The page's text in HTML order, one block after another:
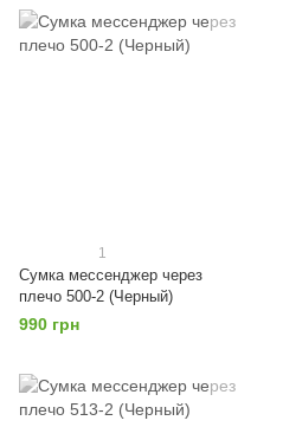
1
Сумка мессенджер через
плечо 500-2 (Черный)
990 грн